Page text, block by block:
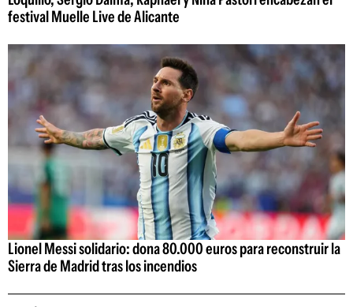
festival Muelle Live de Alicante
Lionel Messi solidario: dona 80.000 euros para reconstruir la
Sierra de Madrid tras los incendios